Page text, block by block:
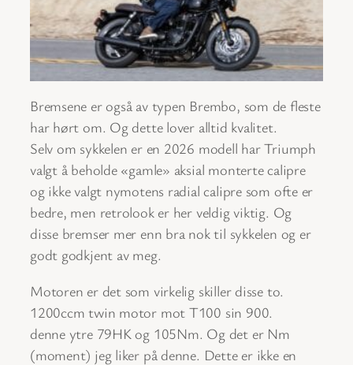
Bremsene er også av typen Brembo, som de fleste
har hørt om. Og dette lover alltid kvalitet.
Selv om sykkelen er en 2026 modell har Triumph
valgt å beholde «gamle» aksial monterte calipre
og ikke valgt nymotens radial calipre som ofte er
bedre, men retrolook er her veldig viktig. Og
disse bremser mer enn bra nok til sykkelen og er
godt godkjent av meg.
Motoren er det som virkelig skiller disse to.
1200ccm twin motor mot T100 sin 900.
denne ytre 79HK og 105Nm. Og det er Nm
(moment) jeg liker på denne. Dette er ikke en